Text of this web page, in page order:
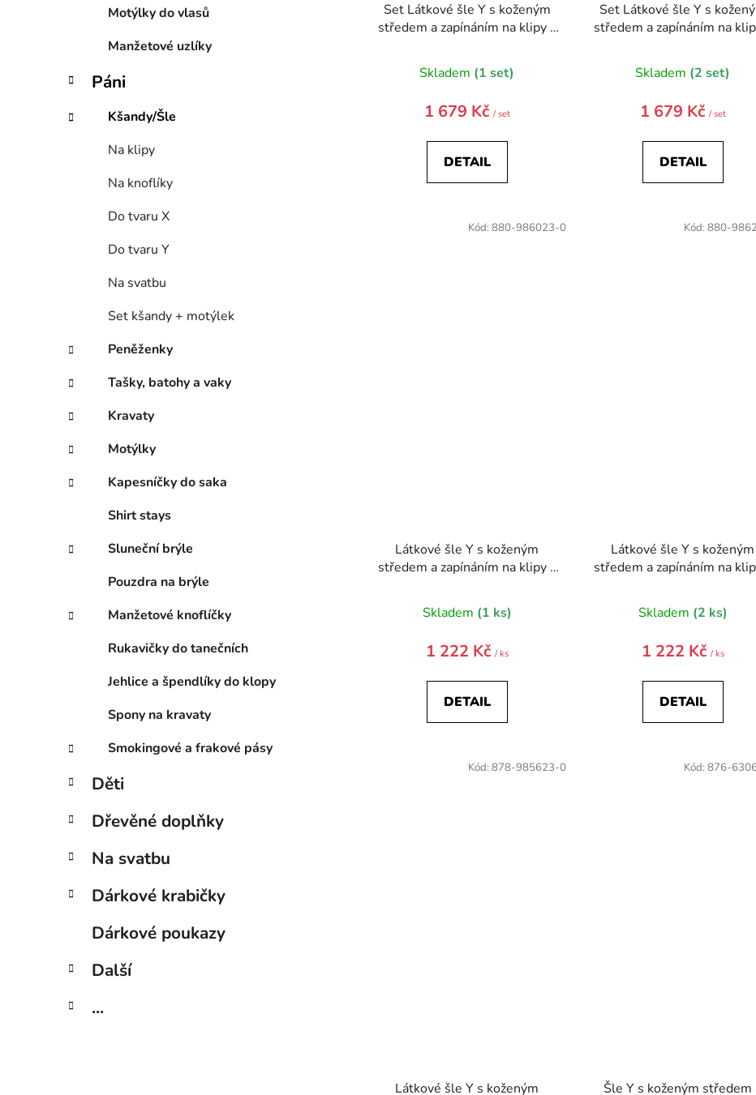
Motýlky do vlasů
Manžetové uzlíky
Páni
Kšandy/Šle
Na klipy
Na knoflíky
Do tvaru X
Do tvaru Y
Na svatbu
Set kšandy + motýlek
Peněženky
Tašky, batohy a vaky
Kravaty
Motýlky
Kapesníčky do saka
Shirt stays
Sluneční brýle
Pouzdra na brýle
Manžetové knoflíčky
Rukavičky do tanečních
Jehlice a špendlíky do klopy
Spony na kravaty
Smokingové a frakové pásy
Děti
Dřevěné doplňky
Na svatbu
Dárkové krabičky
Dárkové poukazy
Další
...
Set Látkové šle Y s koženým
středem a zapínáním na klipy -
886-986063-0
Skladem (1 set)
1 679 Kč / set
DETAIL
Set Látkové šle Y s
středem a zapínáním na
886-986023-0
Skladem (2 set)
1 679 Kč / set
DETAIL
Látkové šle Y s koženým
středem a zapínáním na klipy -
880-986023-0
Skladem (1 ks)
1 222 Kč / ks
DETAIL
Kód: 880-986023-0
Látkové šle Y s koženým
středem a zapínáním na
880-986263-0
Skladem (2 ks)
1 222 Kč / ks
DETAIL
Kód: 880-
Látkové šle Y s koženým
Kód: 878-985623-0
Šle Y s koženým středem
Kód: 876-